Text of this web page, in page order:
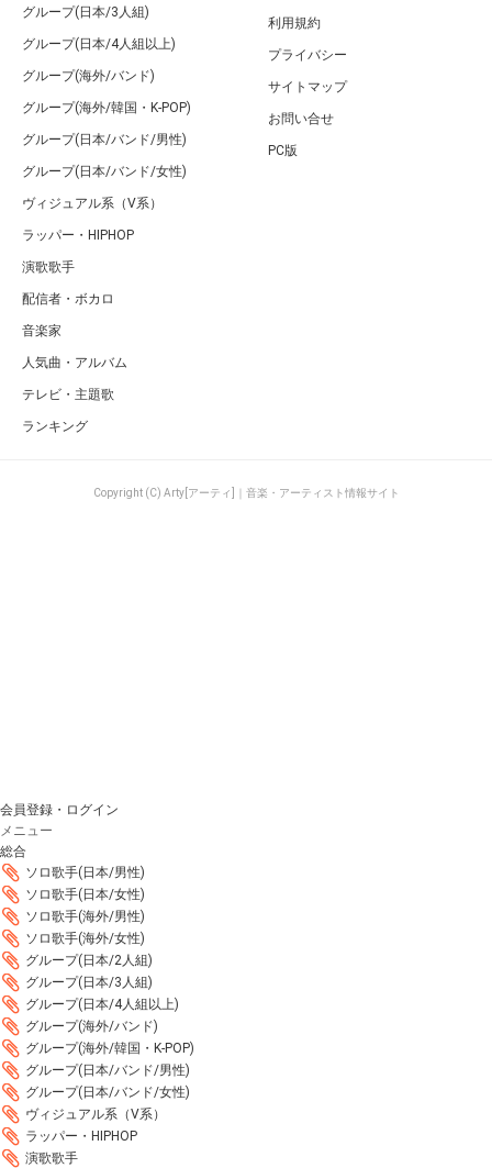
グループ(日本/3人組)
グループ(日本/4人組以上)
グループ(海外/バンド)
グループ(海外/韓国・K-POP)
グループ(日本/バンド/男性)
グループ(日本/バンド/女性)
ヴィジュアル系（V系）
ラッパー・HIPHOP
演歌歌手
配信者・ボカロ
音楽家
人気曲・アルバム
テレビ・主題歌
ランキング
利用規約
プライバシー
サイトマップ
お問い合せ
PC版
Copyright (C) Arty[アーティ]｜音楽・アーティスト情報サイト
会員登録・ログイン
メニュー
総合
ソロ歌手(日本/男性)
ソロ歌手(日本/女性)
ソロ歌手(海外/男性)
ソロ歌手(海外/女性)
グループ(日本/2人組)
グループ(日本/3人組)
グループ(日本/4人組以上)
グループ(海外/バンド)
グループ(海外/韓国・K-POP)
グループ(日本/バンド/男性)
グループ(日本/バンド/女性)
ヴィジュアル系（V系）
ラッパー・HIPHOP
演歌歌手